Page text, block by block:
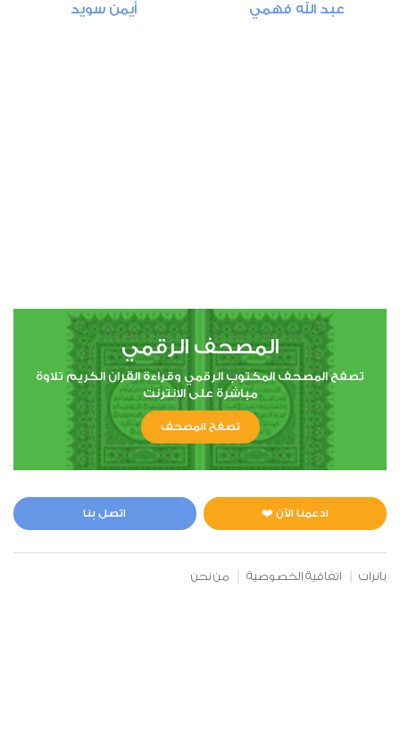
البلد
12355استماع 0اعجاب
00:00 00:00
91
عبد الله فهمي أيمن سويد
المصحف الرقمي
تصفح المصحف المكتوب الرقمي وقراءة القران الكريم تلاوة
مباشرة على الانترنت
تصفح المصحف
ادعمنا الآن ❤️ اتصل بنا
بانرات اتفاقية الخصوصية من نحن